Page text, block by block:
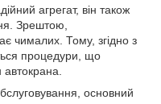
агрегат, він також
Зрештою,
чималих. Тому, згідно з
процедури, що
основний